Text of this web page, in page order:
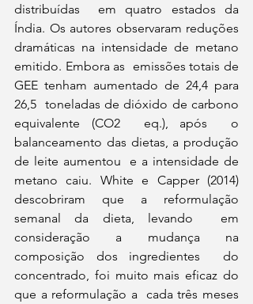
distribuídas  em quatro estados da
Índia. Os autores observaram reduções
dramáticas na intensidade de metano
emitido. Embora as  emissões totais de
GEE tenham aumentado de 24,4 para
26,5  toneladas de dióxido de carbono
equivalente (CO2  eq.), após  o
balanceamento das dietas, a produção
de leite aumentou  e a intensidade de
metano caiu. White e Capper (2014)
descobriram que a reformulação
semanal da dieta, levando  em
consideração a mudança na
composição dos ingredientes  do
concentrado, foi muito mais eficaz do
que a reformulação a  cada três meses